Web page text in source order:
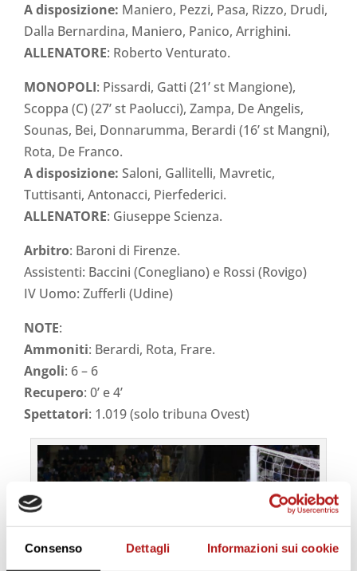
Consenso Dettagli Informazioni sui cookie
A disposizione: Maniero, Pezzi, Pasa, Rizzo, Drudi,
Dalla Bernardina, Maniero, Panico, Arrighini.
ALLENATORE: Roberto Venturato.
MONOPOLI: Pissardi, Gatti (21’ st Mangione),
Scoppa (C) (27’ st Paolucci), Zampa, De Angelis,
Sounas, Bei, Donnarumma, Berardi (16’ st Mangni),
Rota, De Franco.
A disposizione: Saloni, Gallitelli, Mavretic,
Tuttisanti, Antonacci, Pierfederici.
ALLENATORE: Giuseppe Scienza.
Arbitro: Baroni di Firenze.
Assistenti: Baccini (Conegliano) e Rossi (Rovigo)
IV Uomo: Zufferli (Udine)
NOTE:
Ammoniti: Berardi, Rota, Frare.
Angoli: 6 – 6
Recupero: 0’ e 4’
Spettatori: 1.019 (solo tribuna Ovest)